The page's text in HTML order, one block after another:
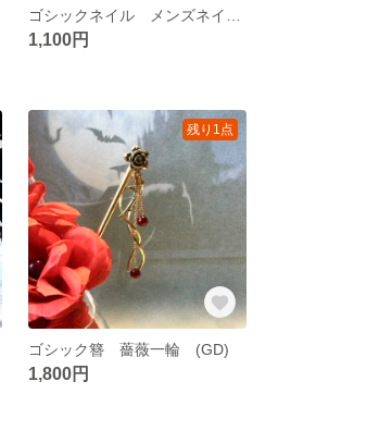
1,100円
残り1点
ゴシック簪 薔薇一輪 (GD)
1,800円